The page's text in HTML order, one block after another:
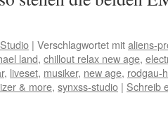
Studio | Verschlagwortet mitaliens-
land, chillout relax new age,
, liveset, musiker, new age, rodgau-
& more, synxss-studio | Schreib